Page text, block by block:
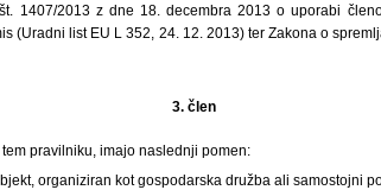
1407/2013 z dne 18. decembra 2013 o uporabi
(Uradni list EU L 352, 24. 12. 2013) ter Zakona o
3. člen
pravilniku, imajo naslednji pomen:
organiziran kot gospodarska družba ali samostojni